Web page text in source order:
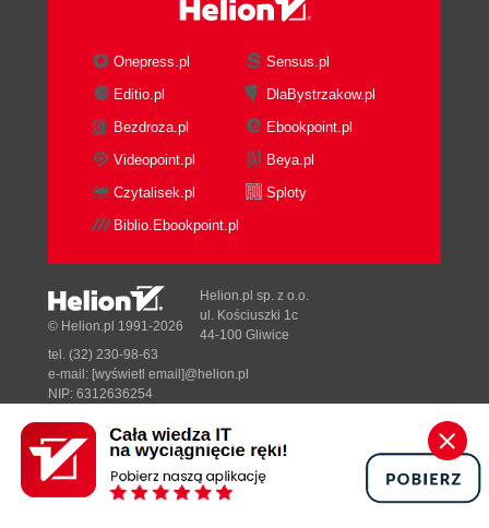
Onepress.pl
Sensus.pl
Editio.pl
DlaBystrzakow.pl
Bezdroza.pl
Ebookpoint.pl
Videopoint.pl
Beya.pl
Czytalisek.pl
Sploty
Biblio.Ebookpoint.pl
Designed with ♥ byTonik.pl
© Helion.pl 1991-2026
Helion.pl sp. z o.o.
ul. Kościuszki 1c
44-100 Gliwice
tel. (32) 230-98-63
e-mail: [wyświetl email]@helion.pl
NIP: 6312636254
Pełna wersja strony »